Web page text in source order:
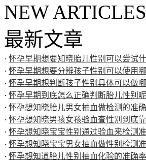
NEW ARTICLES
最新文章
· 怀孕早期想要知晓胎儿性别可以尝试
· 怀孕早期想要分辨孩子性别可以使用
· 怀孕早期想判断孩子性别具体可以做
· 怀孕早期到底怎么正确判断胎儿性别
· 怀孕想知晓胎儿男女抽血做检测的准
· 怀孕想知晓男孩女孩验血查性别到底
· 怀孕想知晓宝宝性别通过验血来检测
· 怀孕想知晓宝宝男女抽血做性别检测
· 怀孕想知道胎儿性别抽血化验的准确